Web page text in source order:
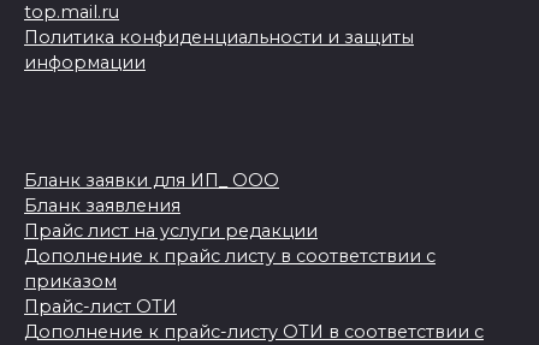
top.mail.ru
Политика конфиденциальности и защиты
информации
Бланк заявки для ИП_ ООО
Бланк заявления
Прайс лист на услуги редакции
Дополнение к прайс листу в соответствии с
приказом
Прайс-лист ОТИ
Дополнение к прайс-листу ОТИ в соответствии с